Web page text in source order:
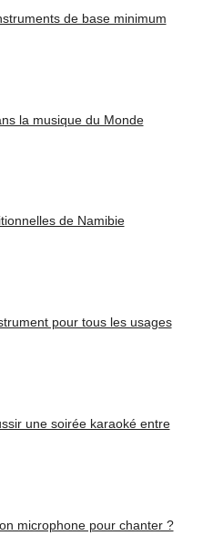
de base minimum
la musique du Monde
de Namibie
pour tous les usages
une soirée karaoké entre
microphone pour chanter ?